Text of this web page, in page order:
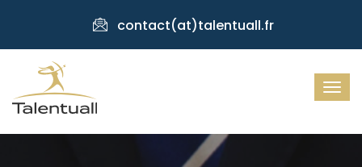
contact(at)talentuall.fr